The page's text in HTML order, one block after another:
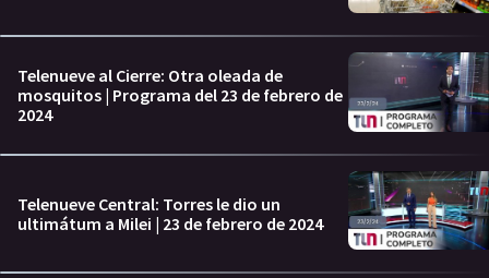
Telenueve al Cierre: Otra oleada de
mosquitos | Programa del 23 de febrero de
2024
Telenueve Central: Torres le dio un
ultimátum a Milei | 23 de febrero de 2024